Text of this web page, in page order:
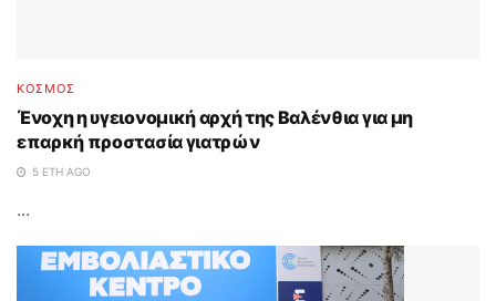
ΚΟΣΜΟΣ
Ένοχη η υγειονομική αρχή της Βαλένθια για μη
επαρκή προστασία γιατρών
5 ΈΤΗ AGO
...